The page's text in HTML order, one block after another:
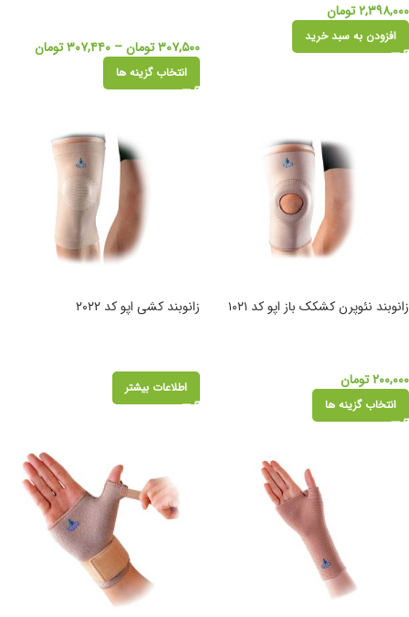
۲,۳۹۸,۰۰۰تومان
افزودن به سبد خرید
۳۰۷,۵۰۰تومان– ۳۰۷,۴۴۰تومان
انتخاب گزینه ها
زانوبند نئوپرن کشکک باز اپو کد ۱۰۲۱
۲۰۰,۰۰۰تومان
انتخاب گزینه ها
زانوبند کشی اپو کد ۲۰۲۲
اطلاعات بیشتر